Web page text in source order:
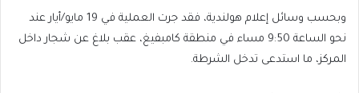
وبحسب وسائل إعلام هولندية، فقد جرت العملية في 19 مايو/أيار عند
نحو الساعة 9:50 مساء في منطقة كامبفيغ، عقب بلاغ عن شجار داخل
المركز، ما استدعى تدخل الشرطة.